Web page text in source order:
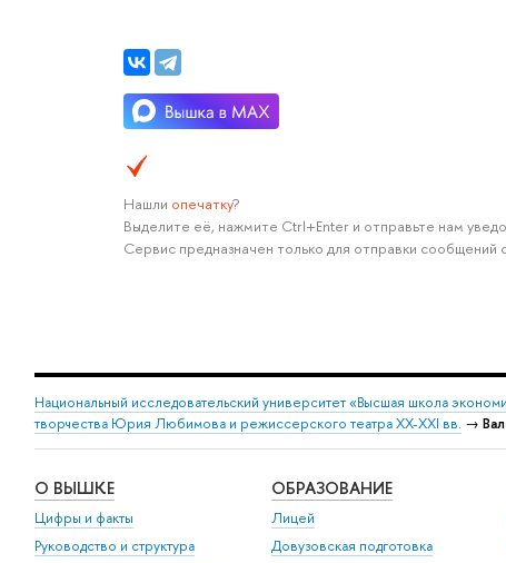
Нашли опечатку?
Выделите её, нажмите Ctrl+Enter и отправьте нам
Сервис предназначен только для отправки сообщений
Национальный исследовательский университет «Высшая школа
творчества Юрия Любимова и режиссерского театра XX-XXI вв. →
О ВЫШКЕ
Цифры и факты
Руководство и структура
ОБРАЗОВАНИЕ
Лицей
Довузовская подготовка